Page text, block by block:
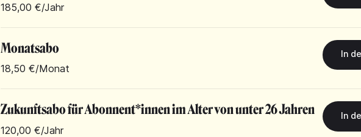
185,00 €/Jahr
Monatsabo
18,50 €/Monat
Zukunftsabo für Abonnent*innen im Alter von unter 26 Jahren
120,00 €/Jahr